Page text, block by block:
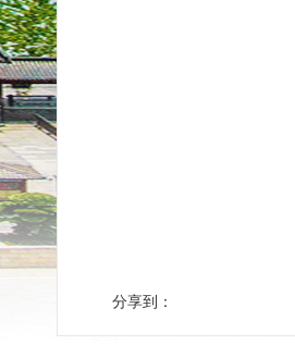
分享到：